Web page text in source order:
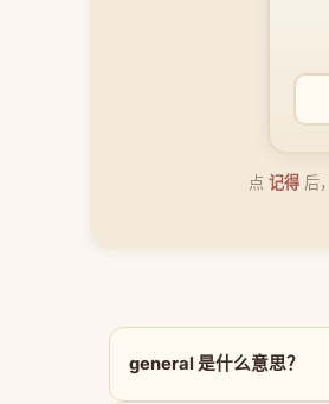
点 记得 后
general 是什么意思？